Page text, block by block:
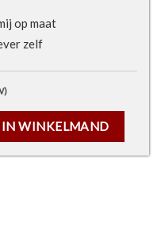
op maat
zelf
IN WINKELMAND
- 2500 x 1220mm aantal